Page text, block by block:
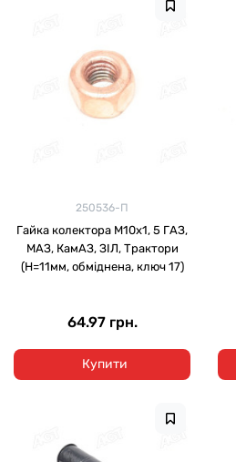
250536-П
Гайка колектора М10х1, 5 ГАЗ,
МАЗ, КамАЗ, ЗІЛ, Трактори
(H=11мм, обміднена, ключ 17)
64.97 грн.
Купити